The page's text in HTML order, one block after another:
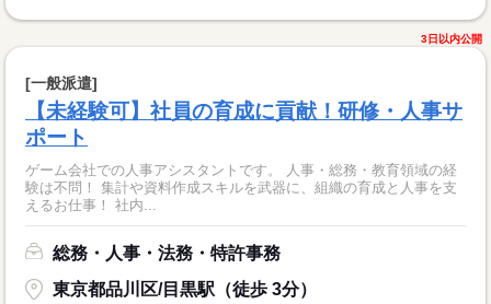
3日以内公開
[一般派遣]
【未経験可】社員の育成に貢献！研修・人事サ
ポート
ゲーム会社での人事アシスタントです。 人事・総務・教育領域の経
験は不問！ 集計や資料作成スキルを武器に、組織の育成と人事を支
えるお仕事！ 社内...
総務・人事・法務・特許事務
東京都品川区/目黒駅（徒歩 3分）